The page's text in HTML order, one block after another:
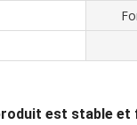
est stable et